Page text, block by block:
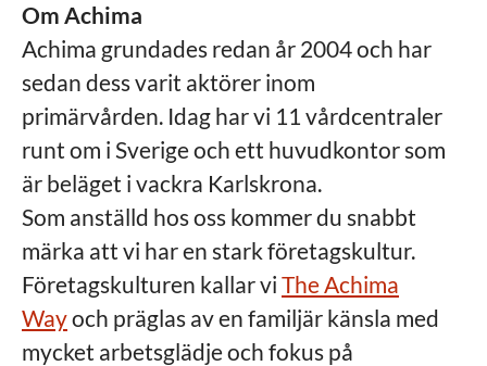
Om Achima
Achima grundades redan år 2004 och har
sedan dess varit aktörer inom
primärvården. Idag har vi 11 vårdcentraler
runt om i Sverige och ett huvudkontor som
är beläget i vackra Karlskrona.
Som anställd hos oss kommer du snabbt
märka att vi har en stark företagskultur.
Företagskulturen kallar vi The Achima
Wayoch präglas av en familjär känsla med
mycket arbetsglädje och fokus på